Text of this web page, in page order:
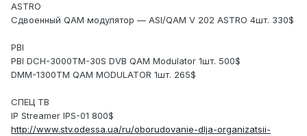
ASTRO
Сдвоенный QAM модулятор — ASI/QAM V 202 ASTRO 4шт. 330$
PBI
PBI DCH-3000TM-30S DVB QAM Modulator 1шт. 500$
DMM-1300TM QAM MODULATOR 1шт. 265$
СПЕЦ ТВ
IP Streamer IPS-01 800$
http://www.stv.odessa.ua/ru/oborudovanie-dlja-organizatsii-